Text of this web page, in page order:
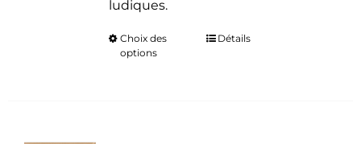
ludiques.
Choix des
options
CeDétails